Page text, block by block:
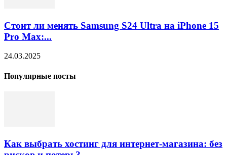
Стоит ли менять Samsung S24 Ultra на iPhone 15
Pro Max:...
24.03.2025
Популярные посты
Как выбрать хостинг для интернет-магазина: без